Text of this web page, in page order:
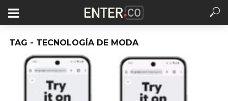
TAG - TECNOLOGÍA DE MODA